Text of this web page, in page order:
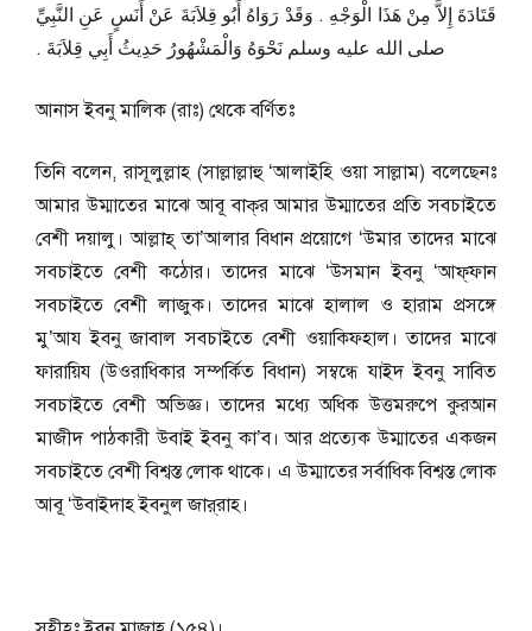
قَتَادَةَ إِلاَّ مِنْ هَذَا الْوَجْهِ ‏.‏ وَقَدْ رَوَاهُ أَبُو قِلاَبَةَ عَنْ أَنَسٍ عَنِ النَّبِيِّ
صلى الله عليه وسلم نَحْوَهُ وَالْمَشْهُورُ حَدِيثُ أَبِي قِلاَبَةَ ‏.‏
আনাস ইবনু মালিক (রাঃ) থেকে বর্ণিতঃ
তিনি বলেন, রাসূলুল্লাহ (সাল্লাল্লাহু ‘আলাইহি ওয়া সাল্লাম) বলেছেনঃ
আমার উম্মাতের মাঝে আবূ বাক্‌র আমার উম্মাতের প্রতি সবচাইতে
বেশী দয়ালু। আল্লাহ্‌ তা’আলার বিধান প্রয়োগে ‘উমার তাদের মাঝে
সবচাইতে বেশী কঠোর। তাদের মাঝে ‘উসমান ইবনু ‘আফ্‌ফান
সবচাইতে বেশী লাজুক। তাদের মাঝে হালাল ও হারাম প্রসঙ্গে
মু’আয ইবনু জাবাল সবচাইতে বেশী ওয়াকিফহাল। তাদের মাঝে
ফারায়িয (উওরাধিকার সম্পর্কিত বিধান) সম্বন্ধে যাইদ ইবনু সাবিত
সবচাইতে বেশী অভিজ্ঞ। তাদের মধ্যে অধিক উত্তমরুপে কুরআন
মাজীদ পাঠকারী উবাই ইবনু কা’ব। আর প্রত্যেক উম্মাতের একজন
সবচাইতে বেশী বিশ্বস্ত লোক থাকে। এ উম্মাতের সর্বাধিক বিশ্বস্ত লোক
আবূ ‘উবাইদাহ ইবনুল জার্‌রাহ।